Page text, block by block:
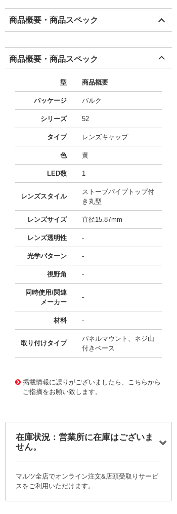
商品概要・商品スペック
商品概要・商品スペック
型 商品概要
パッケージ バルク
シリーズ 52
タイプ レンズキャップ
色 黄
LED数 1
レンズスタイル
ストーブパイプトップ付
き丸型
レンズサイズ 直径15.87mm
レンズ透明性 -
光学パターン -
視野角 -
同時使用/関連
メーカー
-
材料 -
取り付けタイプ
パネルマウント、ネジ山
付きベース
掲載情報に誤りがございましたら、こちらから
ご指摘をお願い致します。
在庫状況：営業所に在庫はございま
せん。
マルツ全店でオンライン注文&店頭受取りサービ
スをご利用いただけます。